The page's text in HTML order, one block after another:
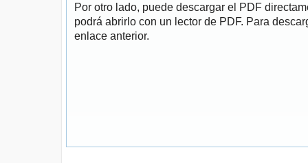
Por otro lado, puede descargar el PDF
podrá abrirlo con un lector de PDF. Para
enlace anterior.